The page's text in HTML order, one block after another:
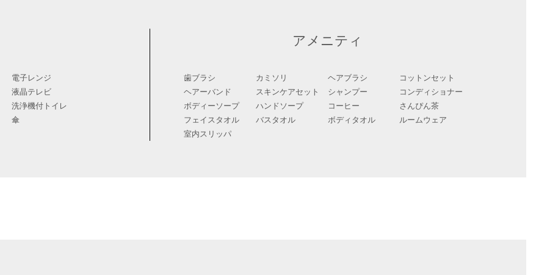
電子レンジ
液晶テレビ
洗浄機付トイレ
傘
アメニティ
歯ブラシ カミソリ ヘアブラシ
コットンセット
ヘアーバンド
スキンケアセット シャンプー
コンディショナー
ボディーソープ
ハンドソープ コーヒー
さんぴん茶
フェイスタオル
バスタオル ボディタオル
ルームウェア
室内スリッパ